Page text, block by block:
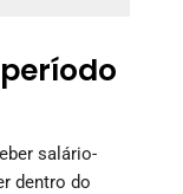
salário-
dentro do